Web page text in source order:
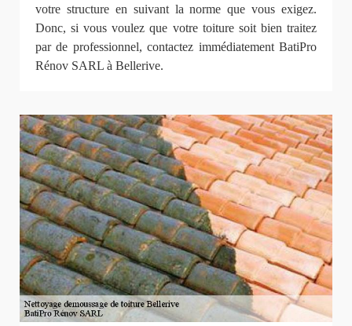
votre structure en suivant la norme que vous exigez.
Donc, si vous voulez que votre toiture soit bien traitez
par de professionnel, contactez immédiatement BatiPro
Rénov SARL à Bellerive.